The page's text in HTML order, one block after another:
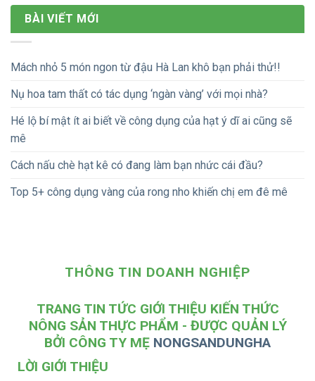
BÀI VIẾT MỚI
Mách nhỏ 5 món ngon từ đậu Hà Lan khô bạn phải thử!!
Nụ hoa tam thất có tác dụng ‘ngàn vàng’ với mọi nhà?
Hé lộ bí mật ít ai biết về công dụng của hạt ý dĩ ai cũng sẽ
mê
Cách nấu chè hạt kê có đang làm bạn nhức cái đầu?
Top 5+ công dụng vàng của rong nho khiến chị em đê mê
THÔNG TIN DOANH NGHIỆP
TRANG TIN TỨC GIỚI THIỆU KIẾN THỨC
NÔNG SẢN THỰC PHẨM - ĐƯỢC QUẢN LÝ
BỞI CÔNG TY MẸ NONGSANDUNGHA
LỜI GIỚI THIỆU